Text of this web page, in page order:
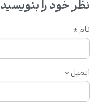
نظر خود را بنویسید
نام *
ایمیل *